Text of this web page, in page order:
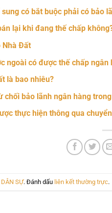
có bắt buộc phải có bảo
lại khi đang thế chấp
Nhà Đất
ngoài có được thế chấp
là bao nhiêu?
chối bảo lãnh ngân hàng
thực hiện thông qua
DÂN SỰ. Đánh dấu liên kết thường trực.